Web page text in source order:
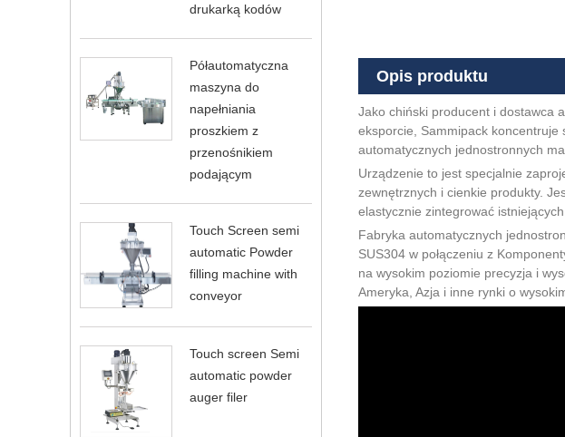
drukarką kodów
Półautomatyczna
maszyna do
napełniania
proszkiem z
przenośnikiem
podającym
Touch Screen semi
automatic Powder
filling machine with
conveyor
Touch screen Semi
automatic powder
auger filer
Opis produktu
Jako chiński producent i dostawca
eksporcie, Sammipack koncentruje
automatycznych jednostronnych
Urządzenie to jest specjalnie
zewnętrznych i cienkie produkty.
elastycznie zintegrować
Fabryka automatycznych
SUS304 w połączeniu z
na wysokim poziomie precyzja i
Ameryka, Azja i inne rynki o